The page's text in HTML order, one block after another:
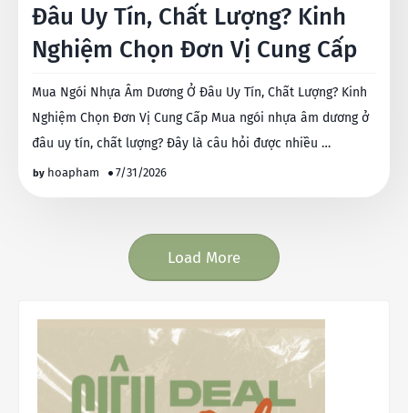
Đâu Uy Tín, Chất Lượng? Kinh
Nghiệm Chọn Đơn Vị Cung Cấp
Mua Ngói Nhựa Âm Dương Ở Đâu Uy Tín, Chất Lượng? Kinh
Nghiệm Chọn Đơn Vị Cung Cấp Mua ngói nhựa âm dương ở
đâu uy tín, chất lượng? Đây là câu hỏi được nhiều …
hoapham 7/31/2026
Load More